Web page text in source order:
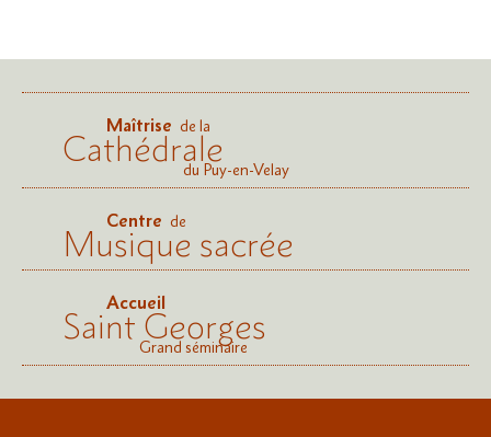
Maîtrise de la
Cathédraledu Puy-en-Velay
Centre de
Musique sacrée
Accueil
Saint Georges
Grand séminaire